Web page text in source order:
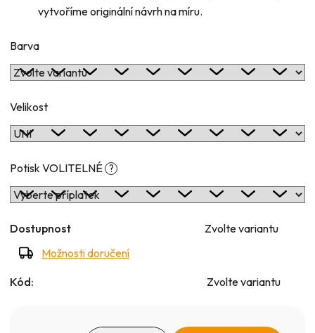
vytvoříme originální návrh na míru.
Barva
Velikost
Potisk VOLITELNÉ ?
Dostupnost
Zvolte variantu
Možnosti doručení
Kód: Zvolte variantu